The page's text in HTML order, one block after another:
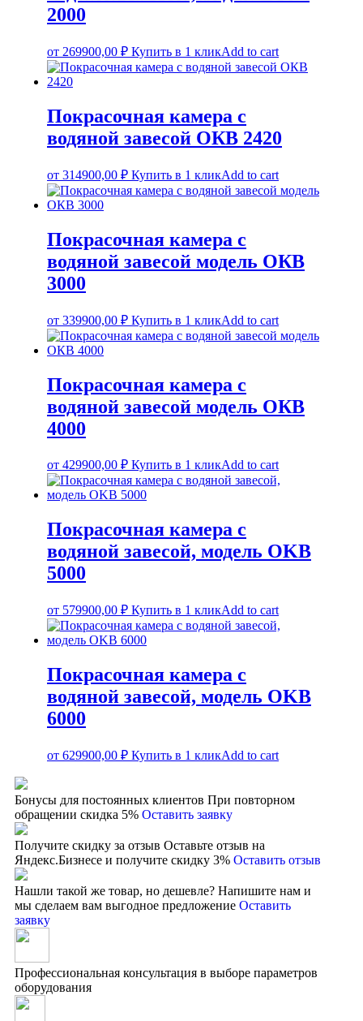
2000
от 269900,00 ₽ Купить в 1 кликAdd to cart
Покрасочная камера с
водяной завесой ОКВ 2420
от 314900,00 ₽ Купить в 1 кликAdd to cart
Покрасочная камера с
водяной завесой модель ОКВ
3000
от 339900,00 ₽ Купить в 1 кликAdd to cart
Покрасочная камера с
водяной завесой модель ОКВ
4000
от 429900,00 ₽ Купить в 1 кликAdd to cart
Покрасочная камера с
водяной завесой, модель OKВ
5000
от 579900,00 ₽ Купить в 1 кликAdd to cart
Покрасочная камера с
водяной завесой, модель OKВ
6000
от 629900,00 ₽ Купить в 1 кликAdd to cart
Бонусы для постоянных клиентов При повторном
обращении скидка 5% Оставить заявку
Получите скидку за отзыв Оставьте отзыв на
Яндекс.Бизнесе и получите скидку 3% Оставить отзыв
Нашли такой же товар, но дешевле? Напишите нам и
мы сделаем вам выгодное предложение Оставить
заявку
Профессиональная консультация в выборе параметров
оборудования